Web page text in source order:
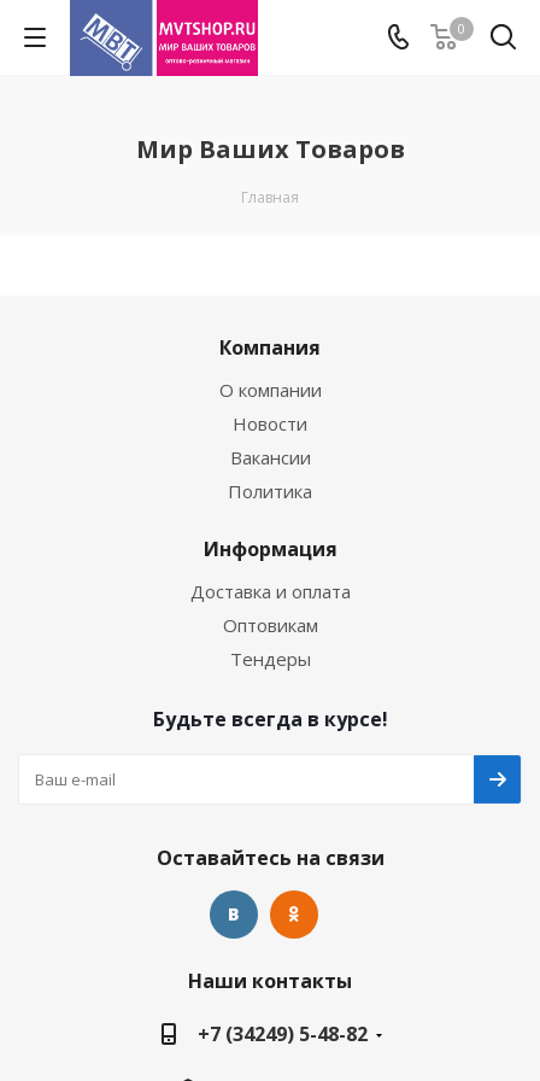
0
Мир Ваших Товаров
Главная
Компания
О компании
Новости
Вакансии
Политика
Информация
Доставка и оплата
Оптовикам
Тендеры
Будьте всегда в курсе!
Оставайтесь на связи
Наши контакты
+7 (34249) 5-48-82